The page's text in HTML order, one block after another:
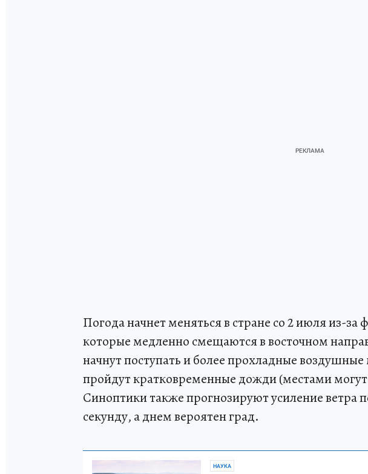
Погода начнет меняться в стране со 2 июля из-за
которые медленно смещаются в восточном
начнут поступать и более прохладные
пройдут кратковременные дожди (местами
Синоптики также прогнозируют усиление ветра
секунду, а днем вероятен град.
НАУКА